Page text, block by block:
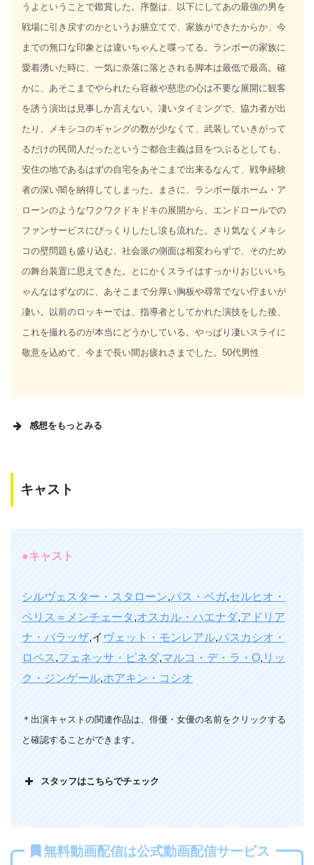
うよということで鑑賞した。序盤は、以下にしてあの最強の男を
戦場に引き戻すのかというお膳立てで、家族ができたからか、今
までの無口な印象とは違いちゃんと喋ってる。ランボーの家族に
愛着湧いた時に、一気に奈落に落とされる脚本は最低で最高。確
かに、あそこまでやられたら容赦や慈悲の心は不要な展開に観客
を誘う演出は見事しか言えない。凄いタイミングで、協力者が出
たり、メキシコのギャングの数が少なくて、武装していきがって
るだけの民間人だったというご都合主義は目をつぶるとしても、
安住の地であるはずの自宅をあそこまで出来るなんて、戦争経験
者の深い闇を納得してしまった。まさに、ランボー版ホーム・ア
ローンのようなワクワクドキドキの展開から、エンドロールでの
ファンサービスにびっくりしたし涙も流れた。さり気なくメキシ
コの壁問題も盛り込む、社会派の側面は相変わらずで、そのため
の舞台装置に思えてきた。とにかくスライはすっかりおじいいち
ゃんなはずなのに、あそこまで分厚い胸板や尋常でない佇まいが
凄い。以前のロッキーでは、指導者としてかれた演技をした後、
これを撮れるのが本当にどうかしている。やっぱり凄いスライに
敬意を込めて、今まで長い間お疲れさまでした。50代男性
感想をもっとみる
あの96時間のできの悪いクローンみたいな映画かと思った
ーンも、最後の戦場を超えるアクションやゴアな表現も少な
く、単純にあっさりトラップにひかかって死ぬ所を観るだけ
なので、味気なかった。しかし、最後の敵の倒し方は、今ま
で一番良かった。40代男性
僕は期待に胸を膨らませて、鑑賞。タイトルの「Last
ランボーが自宅の地下にトンネル掘っちゃってるところは、
になると相変わらず鬼神の如き強さでピンチがどこかに逃げ
キャスト
●キャスト
シルヴェスター・スタローン,パス・ベガ,セルヒオ・
ペリス＝メンチェータ ,オスカル・ハエナダ,アドリア
ナ・バラッザ,イ ヴェット・モンレアル,パスカシオ・
ロペス ,フェネッサ・ピネダ,マルコ・デ・ラ・O, リッ
ク・ジンゲール,ホアキン・コシオ
＊出演キャストの関連作品は、俳優・女優の名前をクリックする
と確認することができます。
スタッフはこちらでチェック
無料動画配信は公式動画配信サービス